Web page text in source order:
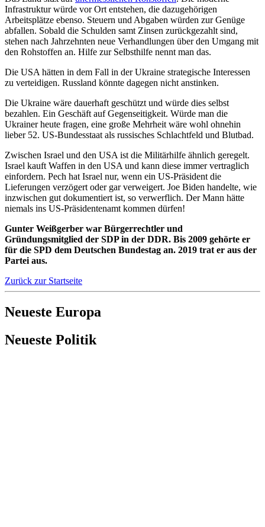
Infrastruktur würde vor Ort entstehen, die dazugehörigen
Arbeitsplätze ebenso. Steuern und Abgaben würden zur Genüge
abfallen. Sobald die Schulden samt Zinsen zurückgezahlt sind,
stehen nach Jahrzehnten neue Verhandlungen über den Umgang mit
den Rohstoffen an. Hilfe zur Selbsthilfe nennt man das.
Die USA hätten in dem Fall in der Ukraine strategische Interessen
zu verteidigen. Russland könnte dagegen nicht anstinken.
Die Ukraine wäre dauerhaft geschützt und würde dies selbst
bezahlen. Ein Geschäft auf Gegenseitigkeit. Würde man die
Ukrainer heute fragen, eine große Mehrheit wäre wohl ohnehin
lieber 52. US-Bundesstaat als russisches Schlachtfeld und Blutbad.
Zwischen Israel und den USA ist die Militärhilfe ähnlich geregelt.
Israel kauft Waffen in den USA und kann diese immer vertraglich
einfordern. Pech hat Israel nur, wenn ein US-Präsident die
Lieferungen verzögert oder gar verweigert. Joe Biden handelte, wie
inzwischen gut dokumentiert ist, so verwerflich. Der Mann hätte
niemals ins US-Präsidentenamt kommen dürfen!
Gunter Weißgerber war Bürgerrechtler und
Gründungsmitglied der SDP in der DDR. Bis 2009 gehörte er
für die SPD dem Deutschen Bundestag an. 2019 trat er aus der
Partei aus.
Zurück zur Startseite
Neueste Europa
Neueste Politik